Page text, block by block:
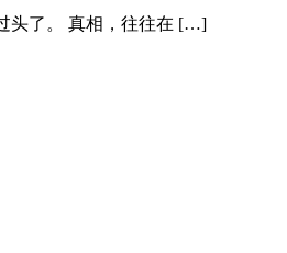
头了。 真相，往往在 […]